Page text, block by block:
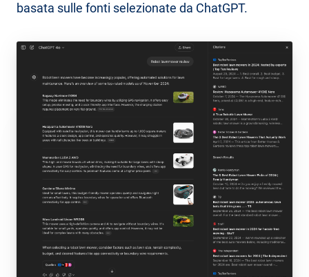
basata sulle fonti selezionate da ChatGPT.